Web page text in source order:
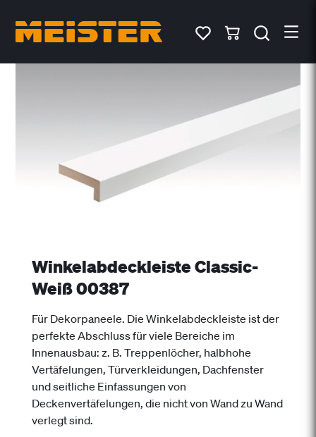
Winkelabdeckleiste Classic-
Weiß 00387
Für Dekorpaneele. Die Winkelabdeckleiste ist der
perfekte Abschluss für viele Bereiche im
Innenausbau: z. B. Treppenlöcher, halbhohe
Vertäfelungen, Türverkleidungen, Dachfenster
und seitliche Einfassungen von
Deckenvertäfelungen, die nicht von Wand zu Wand
verlegt sind.